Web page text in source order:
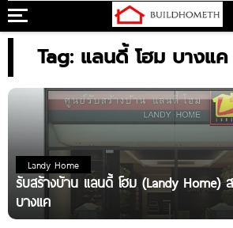
Tag: แลนดี้ โฮม บางแค
Landy Home
รับสร้างบ้าน แลนดี้ โฮม (Landy Home)
บางแค